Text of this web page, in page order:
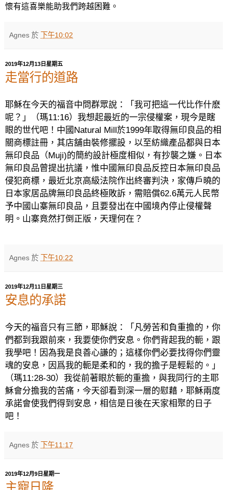
懷有這喜樂能助我們跨越困難。
Agnes 於 下午10:02
2019年12月13日星期五
走當行的道路
耶穌在今天的福音中問群眾說：「我可把這一代比作什麽
呢？」（瑪11:16）我想起最近的一宗侵權案，現今是瞎
眼的世代吧！中國 Natural Mill 於1999年取得無印良品的相
關商標註冊，其店舖由裝修擺設，以至紡織產品都與日本
無印良品（Muji)的簡約設計極度相似，有抄襲之嫌。日本
無印良品曾提出抗議，惟中國無印良品反控日本無印良品
侵犯商標，最近北京高級法院作出終審判決，家傳戶曉的
日本家居品牌無印良品終極敗訴，需賠償62.6萬元人民幣
予中國山寨無印良品，且要發出在中國境內停止侵權聲
明。山寨竟然打倒正版，天理何在？
Agnes 於 下午10:22
2019年12月11日星期三
安息的承諾
今天的福音只有三節，耶穌說：「凡勞苦和負重擔的，你
們都到我跟前來，我要使你們安息。你們背起我的軛，跟
我學吧！因為我是良善心謙的；這樣你們必要找得你們靈
魂的安息，因爲我的軛是柔和的，我的擔子是輕鬆的。」
（瑪11:28-30）我從前著眼於軛的重擔，與我同行的主耶
穌會分擔我的苦痛，今天卻看到深一層的慰藉，耶穌兩度
承諾會使我們得到安息，相信是日後在天家相聚的日子
吧！
Agnes 於 下午11:17
2019年12月9日星期一